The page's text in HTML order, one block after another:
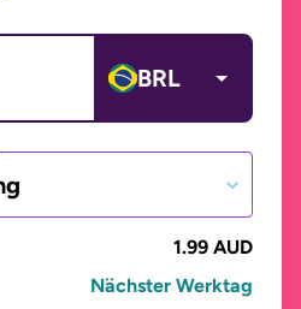
BRL
1.99 AUD
Nächster Werktag